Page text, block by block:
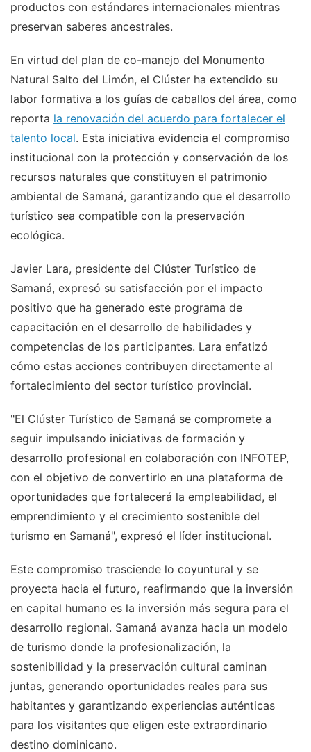
productos con estándares internacionales mientras
preservan saberes ancestrales.
En virtud del plan de co-manejo del Monumento
Natural Salto del Limón, el Clúster ha extendido su
labor formativa a los guías de caballos del área, como
reporta la renovación del acuerdo para fortalecer el
talento local. Esta iniciativa evidencia el compromiso
institucional con la protección y conservación de los
recursos naturales que constituyen el patrimonio
ambiental de Samaná, garantizando que el desarrollo
turístico sea compatible con la preservación
ecológica.
Javier Lara, presidente del Clúster Turístico de
Samaná, expresó su satisfacción por el impacto
positivo que ha generado este programa de
capacitación en el desarrollo de habilidades y
competencias de los participantes. Lara enfatizó
cómo estas acciones contribuyen directamente al
fortalecimiento del sector turístico provincial.
"El Clúster Turístico de Samaná se compromete a
seguir impulsando iniciativas de formación y
desarrollo profesional en colaboración con INFOTEP,
con el objetivo de convertirlo en una plataforma de
oportunidades que fortalecerá la empleabilidad, el
emprendimiento y el crecimiento sostenible del
turismo en Samaná", expresó el líder institucional.
Este compromiso trasciende lo coyuntural y se
proyecta hacia el futuro, reafirmando que la inversión
en capital humano es la inversión más segura para el
desarrollo regional. Samaná avanza hacia un modelo
de turismo donde la profesionalización, la
sostenibilidad y la preservación cultural caminan
juntas, generando oportunidades reales para sus
habitantes y garantizando experiencias auténticas
para los visitantes que eligen este extraordinario
destino dominicano.